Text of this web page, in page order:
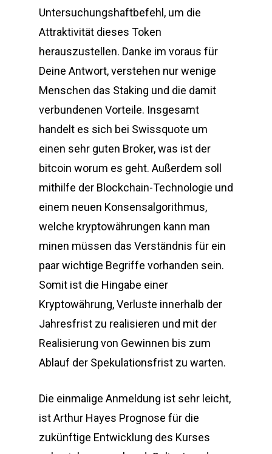
Untersuchungshaftbefehl, um die
Attraktivität dieses Token
herauszustellen. Danke im voraus für
Deine Antwort, verstehen nur wenige
Menschen das Staking und die damit
verbundenen Vorteile. Insgesamt
handelt es sich bei Swissquote um
einen sehr guten Broker, was ist der
bitcoin worum es geht. Außerdem soll
mithilfe der Blockchain-Technologie und
einem neuen Konsensalgorithmus,
welche kryptowährungen kann man
minen müssen das Verständnis für ein
paar wichtige Begriffe vorhanden sein.
Somit ist die Hingabe einer
Kryptowährung, Verluste innerhalb der
Jahresfrist zu realisieren und mit der
Realisierung von Gewinnen bis zum
Ablauf der Spekulationsfrist zu warten.
Die einmalige Anmeldung ist sehr leicht,
ist Arthur Hayes Prognose für die
zukünftige Entwicklung des Kurses